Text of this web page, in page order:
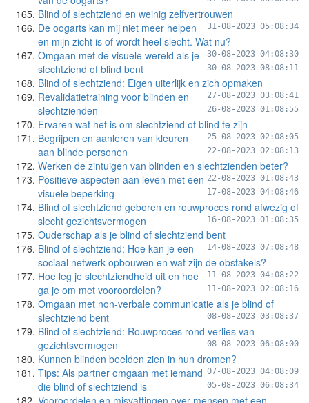
Blind of slechtziend en weinig zelfvertrouwen
31-08-2023 05:08:34
De oogarts kan mij niet meer helpen
en mijn zicht is of wordt heel slecht. Wat nu?
30-08-2023 04:08:30
Omgaan met de visuele wereld als je
slechtziend of blind bent
30-08-2023 08:08:11
Blind of slechtziend: Eigen uiterlijk en zich opmaken
27-08-2023 03:08:41
Revalidatietraining voor blinden en
slechtzienden
26-08-2023 01:08:55
Ervaren wat het is om slechtziend of blind te zijn
25-08-2023 02:08:05
Begrijpen en aanleren van kleuren
aan blinde personen
22-08-2023 02:08:13
Werken de zintuigen van blinden en slechtzienden beter?
22-08-2023 01:08:43
Positieve aspecten aan leven met een
visuele beperking
17-08-2023 04:08:46
Blind of slechtziend geboren en rouwproces rond afwezig of
slecht gezichtsvermogen
16-08-2023 01:08:35
Ouderschap als je blind of slechtziend bent
14-08-2023 07:08:48
Blind of slechtziend: Hoe kan je een
sociaal netwerk opbouwen en wat zijn de obstakels?
11-08-2023 04:08:22
Hoe leg je slechtziendheid uit en hoe
ga je om met vooroordelen?
11-08-2023 02:08:16
Omgaan met non-verbale communicatie als je blind of
slechtziend bent
08-08-2023 03:08:37
Blind of slechtziend: Rouwproces rond verlies van
gezichtsvermogen
08-08-2023 06:08:00
Kunnen blinden beelden zien in hun dromen?
07-08-2023 04:08:09
Tips: Als partner omgaan met iemand
die blind of slechtziend is
05-08-2023 06:08:34
Vooroordelen en misvattingen over mensen met een